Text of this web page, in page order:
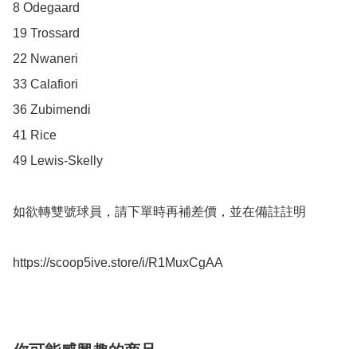
8 Odegaard
19 Trossard
22 Nwaneri
33 Calafiori
36 Zubimendi
41 Rice
49 Lewis-Skelly
如欲轉雙號球員，請下單時再補差價，並在備註註明
https://scoop5ive.store/i/R1MuxCgAA